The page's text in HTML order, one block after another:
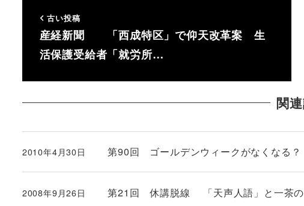
古い投稿
産経新聞 「西成特区」で仰天改革案 生
活保護受給者「就労所…
関
第90回 ゴールデンウィークがなくなる？
投稿日
2010年4月30日
第21回 休講脱線 「天声人語」と一茶
投稿日
2008年9月26日